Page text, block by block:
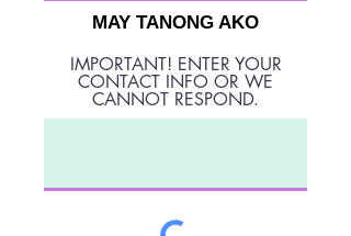
MAY TANONG AKO
IMPORTANT! ENTER YOUR
CONTACT INFO OR WE
CANNOT RESPOND.